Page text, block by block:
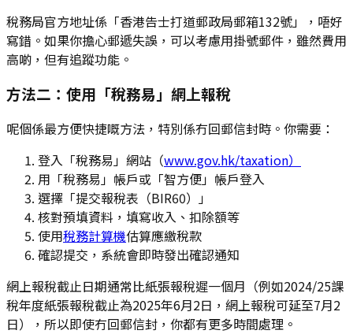
稅務局官方地址係「香港告士打道郵政局郵箱132號」，唔好
寫錯。如果你擔心郵遞失誤，可以考慮用掛號郵件，雖然費用
高啲，但有追蹤功能。
方法二：使用「稅務易」網上報稅
呢個係最方便快捷嘅方法，特別係冇回郵信封時。你需要：
登入「稅務易」網站（www.gov.hk/taxation）
用「稅務易」帳戶或「智方便」帳戶登入
選擇「提交報稅表（BIR60）」
核對預填資料，填寫收入、扣除額等
使用稅務計算機估算應繳稅款
確認提交，系統會即時發出確認通知
網上報稅截止日期通常比紙張報稅遲一個月（例如2024/25課
稅年度紙張報稅截止為2025年6月2日，網上報稅可延至7月2
日），所以即使冇回郵信封，你都有更多時間處理。